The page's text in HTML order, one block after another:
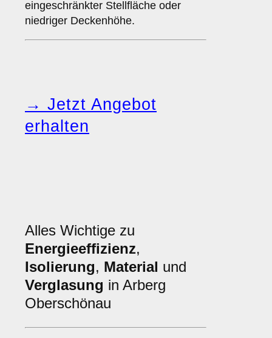
eingeschränkter Stellfläche oder
niedriger Deckenhöhe.
→ Jetzt Angebot
erhalten
Alles Wichtige zu
Energieeffizienz,
Isolierung, Material und
Verglasung in Arberg
Oberschönau